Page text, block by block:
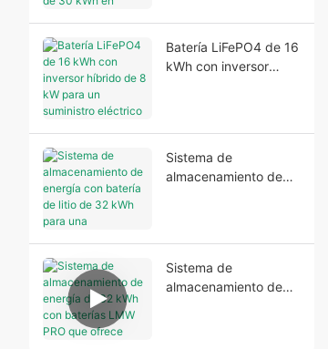
Batería LiFePO4 de 16
kWh con inversor
Sistema de
almacenamiento de
Sistema de
almacenamiento de